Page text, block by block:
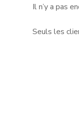
Il n’y a pas
Seuls les